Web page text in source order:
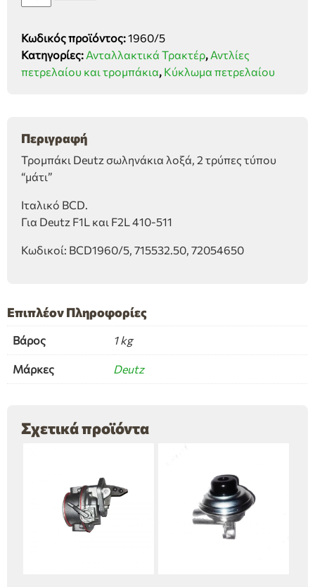
Deutz
λοξά,
2
τρύπες
Κωδικός προϊόντος:1960/5
Κατηγορίες: Ανταλλακτικά Τρακτέρ, Αντλίες
πετρελαίου και τρομπάκια, Κύκλωμα πετρελαίου
Περιγραφή
Τρομπάκι Deutz σωληνάκια λοξά, 2 τρύπες τύπου
“μάτι”
Ιταλικό BCD.
Για Deutz F1L και F2L 410-511
Κωδικοί: BCD1960/5, 715532.50, 72054650
Επιπλέον Πληροφορίες
Βάρος 1 kg
Μάρκες Deutz
Σχετικά προϊόντα